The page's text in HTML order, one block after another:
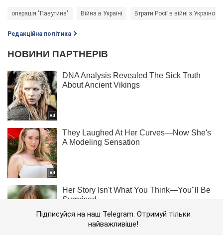
операція "Павутина" Війна в Україні Втрати Росії в війні з Україною
Редакційна політика